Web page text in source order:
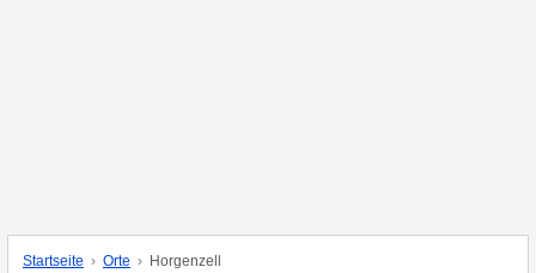
Startseite Orte Horgenzell